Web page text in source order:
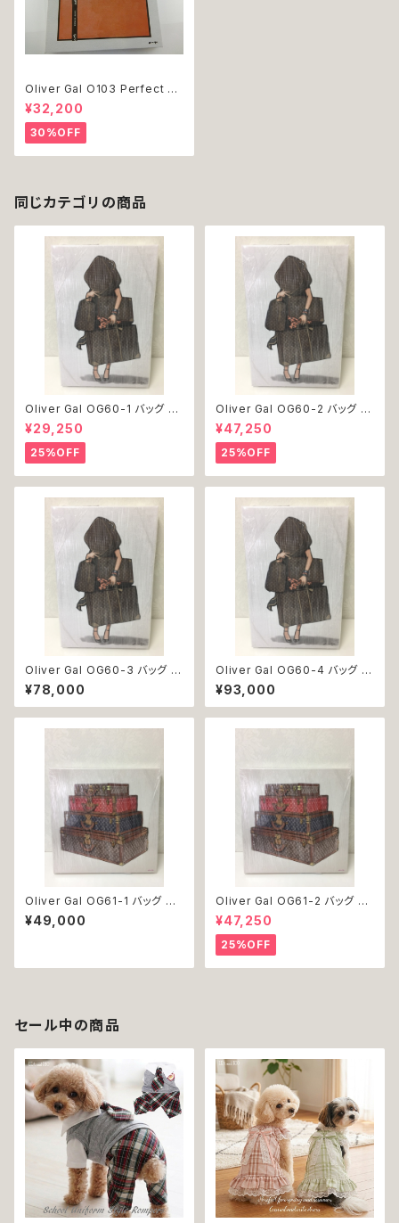
Oliver Gal O103 Perfect or
ange gift 絵 アート インテリア
オレンジBOX お祝い 贈り物 プ
レゼント 結婚 新築 開店 周年
バースデイ 誕生日 ご褒美
¥32,200
30%OFF
同じカテゴリの商品
Oliver Gal OG60-1 バッグ 絵
アート インテリア お祝い 贈り物
プレゼント 結婚 新築 開店 周年
バースデイ 誕生日 ご褒美
¥29,250
25%OFF
Oliver Gal OG60-2 バッグ 絵
アート インテリア お祝い 贈り物
プレゼント 結婚 新築 開店 周年
バースデイ 誕生日 ご褒美
¥47,250
25%OFF
Oliver Gal OG60-3 バッグ 絵
アート インテリア お祝い 贈り物
プレゼント 結婚 新築 開店 周年
バースデイ 誕生日 ご褒美
¥78,000
Oliver Gal OG60-4 バッグ 絵
アート インテリア お祝い 贈り物
プレゼント 結婚 新築 開店 周年
バースデイ 誕生日 ご褒美
¥93,000
Oliver Gal OG61-1 バッグ ト
ランク 絵 アート インテリア お
祝い 贈り物 プレゼント 結婚 新
¥49,000
Oliver Gal OG61-2 バッグ ト
ランク 絵 アート インテリア お
祝い 贈り物 プレゼント 結婚 新
築 開店 周年 バースデイ 誕生日
ご褒美
¥47,250
25%OFF
セール中の商品